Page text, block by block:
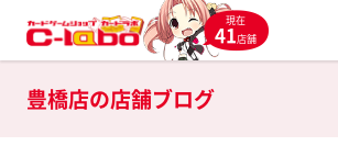
現在
41店舗
豊橋店の店舗ブログ